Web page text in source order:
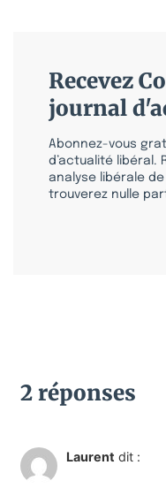
Recevez
journal
Abonnez-vous
d’actualité libéral.
analyse libérale
trouverez nulle
2 réponses
Laurent dit :